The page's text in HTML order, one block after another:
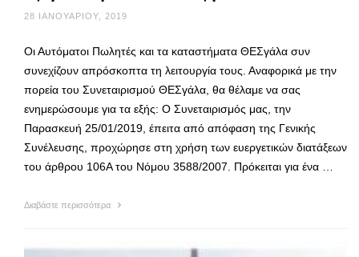
28 ΙΑΝΟΥΑΡΊΟΥ, 2019
Οι Αυτόματοι Πωλητές και τα καταστήματα ΘΕΣγάλα συν
συνεχίζουν απρόσκοπτα τη λειτουργία τους. Αναφορικά με την
πορεία του Συνεταιρισμού ΘΕΣγάλα, θα θέλαμε να σας
ενημερώσουμε για τα εξής: Ο Συνεταιρισμός μας, την
Παρασκευή 25/01/2019, έπειτα από απόφαση της Γενικής
Συνέλευσης, προχώρησε στη χρήση των ευεργετικών διατάξεων
του άρθρου 106Α του Νόμου 3588/2007. Πρόκειται για ένα …
Διαβάστε περισσότερα